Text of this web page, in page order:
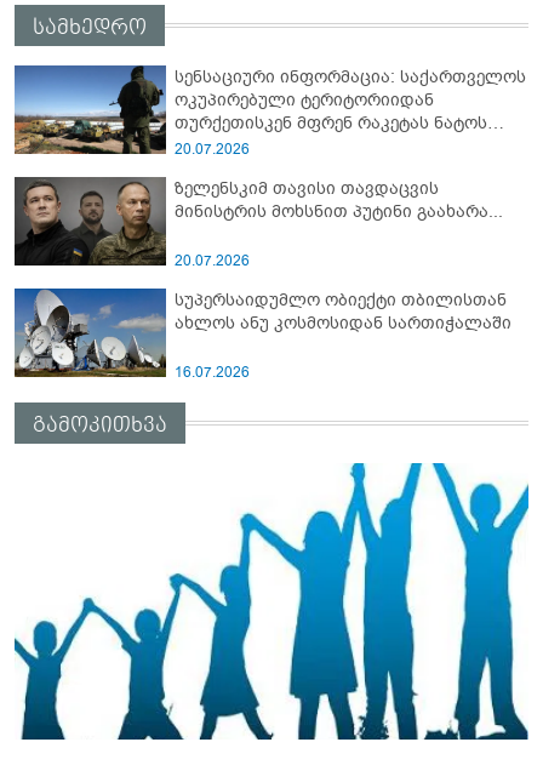
სამხედრო
სენსაციური ინფორმაცია: საქართველოს
ოკუპირებული ტერიტორიიდან
თურქეთისკენ მფრენ რაკეტას ნატოს
სამიტი კინაღამ ჩაუშლია
20.07.2026
ზელენსკიმ თავისი თავდაცვის
მინისტრის მოხსნით პუტინი გაახარა...
20.07.2026
სუპერსაიდუმლო ობიექტი თბილისთან
ახლოს ანუ კოსმოსიდან სართიჭალაში
16.07.2026
გამოკითხვა